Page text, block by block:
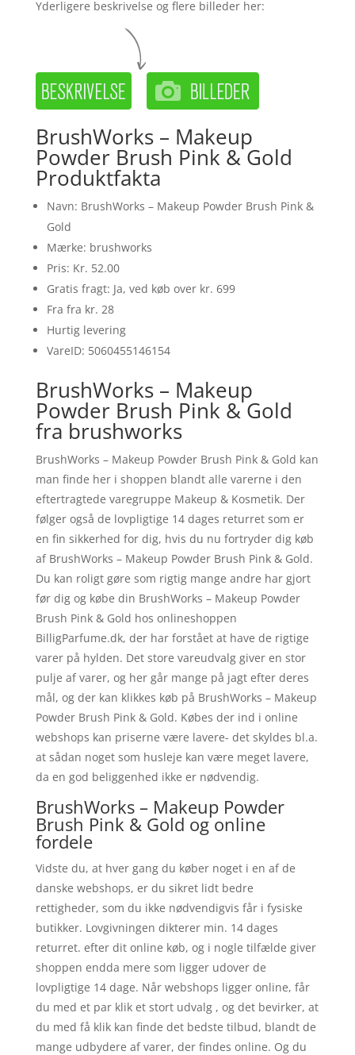
Yderligere beskrivelse og flere billeder her:
BrushWorks – Makeup
Powder Brush Pink & Gold
Produktfakta
Navn: BrushWorks – Makeup Powder Brush Pink &
Gold
Mærke: brushworks
Pris: Kr. 52.00
Gratis fragt: Ja, ved køb over kr. 699
Fra fra kr. 28
Hurtig levering
VareID: 5060455146154
BrushWorks – Makeup
Powder Brush Pink & Gold
fra brushworks
BrushWorks – Makeup Powder Brush Pink & Gold kan
man finde her i shoppen blandt alle varerne i den
eftertragtede varegruppe Makeup & Kosmetik. Der
følger også de lovpligtige 14 dages returret som er
en fin sikkerhed for dig, hvis du nu fortryder dig køb
af BrushWorks – Makeup Powder Brush Pink & Gold.
Du kan roligt gøre som rigtig mange andre har gjort
før dig og købe din BrushWorks – Makeup Powder
Brush Pink & Gold hos onlineshoppen
BilligParfume.dk, der har forstået at have de rigtige
varer på hylden. Det store vareudvalg giver en stor
pulje af varer, og her går mange på jagt efter deres
mål, og der kan klikkes køb på BrushWorks – Makeup
Powder Brush Pink & Gold. Købes der ind i online
webshops kan priserne være lavere- det skyldes bl.a.
at sådan noget som husleje kan være meget lavere,
da en god beliggenhed ikke er nødvendig.
BrushWorks – Makeup Powder
Brush Pink & Gold og online
fordele
Vidste du, at hver gang du køber noget i en af de
danske webshops, er du sikret lidt bedre
rettigheder, som du ikke nødvendigvis får i fysiske
butikker. Lovgivningen dikterer min. 14 dages
returret. efter dit online køb, og i nogle tilfælde giver
shoppen endda mere som ligger udover de
lovpligtige 14 dage. Når webshops ligger online, får
du med et par klik et stort udvalg , og det bevirker, at
du med få klik kan finde det bedste tilbud, blandt de
mange udbydere af varer, der findes online. Og du